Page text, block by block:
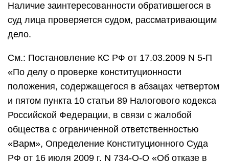
Наличие заинтересованности обратившегося в
суд лица проверяется судом, рассматривающим
дело.
См.: Постановление КС РФ от 17.03.2009 N 5-П
«По делу о проверке конституционности
положения, содержащегося в абзацах четвертом
и пятом пункта 10 статьи 89 Налогового кодекса
Российской Федерации, в связи с жалобой
общества с ограниченной ответственностью
«Варм», Определение Конституционного Суда
РФ от 16 июля 2009 г. N 734-О-О «Об отказе в